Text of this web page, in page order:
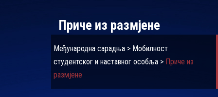
Приче из размјене
Међународна сарадња> Мобилност
студентског и наставног особља> Приче из
размјене